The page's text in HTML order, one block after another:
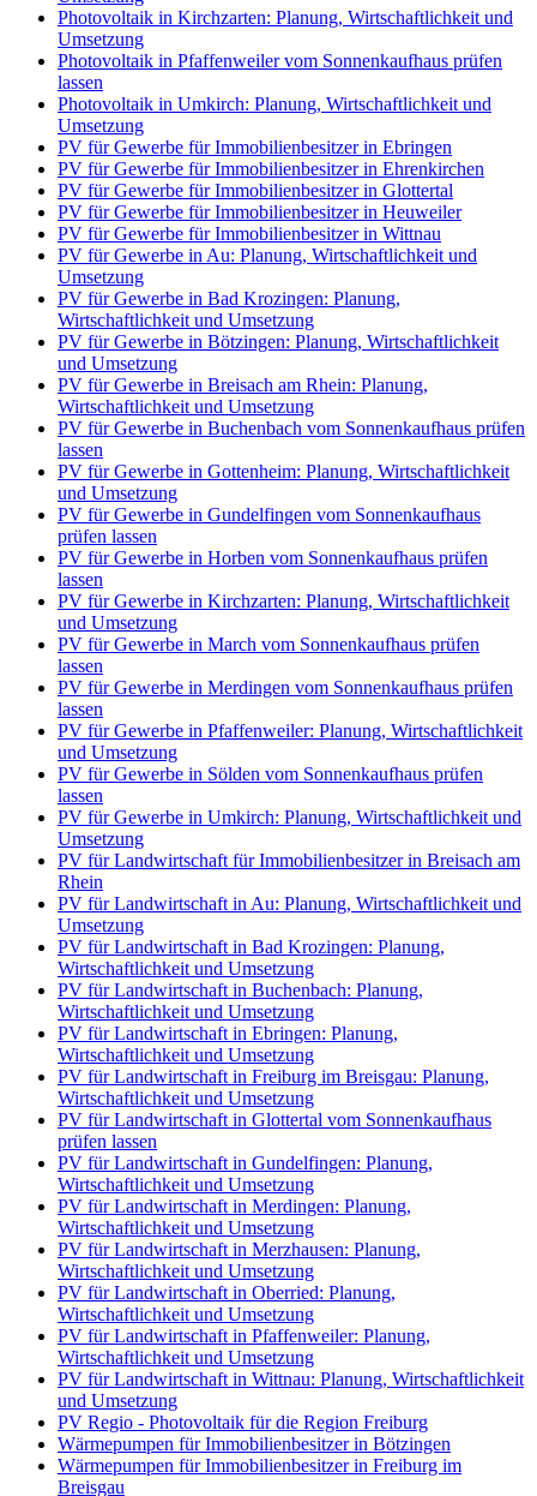
Photovoltaik in Kirchzarten: Planung, Wirtschaftlichkeit und
Umsetzung
Photovoltaik in Pfaffenweiler vom Sonnenkaufhaus prüfen
lassen
Photovoltaik in Umkirch: Planung, Wirtschaftlichkeit und
Umsetzung
PV für Gewerbe für Immobilienbesitzer in Ebringen
PV für Gewerbe für Immobilienbesitzer in Ehrenkirchen
PV für Gewerbe für Immobilienbesitzer in Glottertal
PV für Gewerbe für Immobilienbesitzer in Heuweiler
PV für Gewerbe für Immobilienbesitzer in Wittnau
PV für Gewerbe in Au: Planung, Wirtschaftlichkeit und
Umsetzung
PV für Gewerbe in Bad Krozingen: Planung,
Wirtschaftlichkeit und Umsetzung
PV für Gewerbe in Bötzingen: Planung, Wirtschaftlichkeit
und Umsetzung
PV für Gewerbe in Breisach am Rhein: Planung,
Wirtschaftlichkeit und Umsetzung
PV für Gewerbe in Buchenbach vom Sonnenkaufhaus prüfen
lassen
PV für Gewerbe in Gottenheim: Planung, Wirtschaftlichkeit
und Umsetzung
PV für Gewerbe in Gundelfingen vom Sonnenkaufhaus
prüfen lassen
PV für Gewerbe in Horben vom Sonnenkaufhaus prüfen
lassen
PV für Gewerbe in Kirchzarten: Planung, Wirtschaftlichkeit
und Umsetzung
PV für Gewerbe in March vom Sonnenkaufhaus prüfen
lassen
PV für Gewerbe in Merdingen vom Sonnenkaufhaus prüfen
lassen
PV für Gewerbe in Pfaffenweiler: Planung, Wirtschaftlichkeit
und Umsetzung
PV für Gewerbe in Sölden vom Sonnenkaufhaus prüfen
lassen
PV für Gewerbe in Umkirch: Planung, Wirtschaftlichkeit und
Umsetzung
PV für Landwirtschaft für Immobilienbesitzer in Breisach am
Rhein
PV für Landwirtschaft in Au: Planung, Wirtschaftlichkeit und
Umsetzung
PV für Landwirtschaft in Bad Krozingen: Planung,
Wirtschaftlichkeit und Umsetzung
PV für Landwirtschaft in Buchenbach: Planung,
Wirtschaftlichkeit und Umsetzung
PV für Landwirtschaft in Ebringen: Planung,
Wirtschaftlichkeit und Umsetzung
PV für Landwirtschaft in Freiburg im Breisgau: Planung,
Wirtschaftlichkeit und Umsetzung
PV für Landwirtschaft in Glottertal vom Sonnenkaufhaus
prüfen lassen
PV für Landwirtschaft in Gundelfingen: Planung,
Wirtschaftlichkeit und Umsetzung
PV für Landwirtschaft in Merdingen: Planung,
Wirtschaftlichkeit und Umsetzung
PV für Landwirtschaft in Merzhausen: Planung,
Wirtschaftlichkeit und Umsetzung
PV für Landwirtschaft in Oberried: Planung,
Wirtschaftlichkeit und Umsetzung
PV für Landwirtschaft in Pfaffenweiler: Planung,
Wirtschaftlichkeit und Umsetzung
PV für Landwirtschaft in Wittnau: Planung, Wirtschaftlichkeit
und Umsetzung
PV Regio - Photovoltaik für die Region Freiburg
Wärmepumpen für Immobilienbesitzer in Bötzingen
Wärmepumpen für Immobilienbesitzer in Freiburg im
Breisgau